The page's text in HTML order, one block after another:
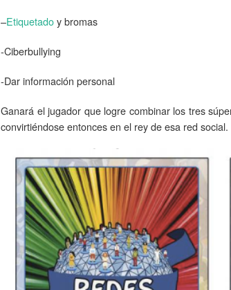
–Etiquetadoy bromas
-Ciberbullying
-Dar información personal
Ganará el jugador que logre combinar los tres
convirtiéndose entonces en el rey de esa red social.